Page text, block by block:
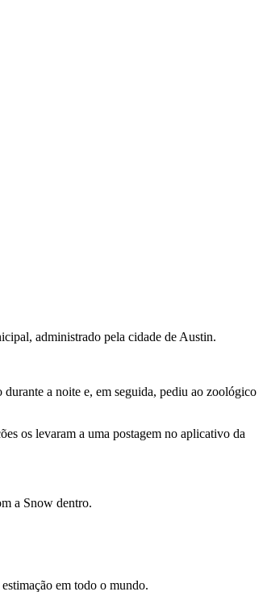
administrado pela cidade de Austin.
a noite e, em seguida, pediu ao zoológico
os levaram a uma postagem no aplicativo da
a Snow dentro.
em todo o mundo.